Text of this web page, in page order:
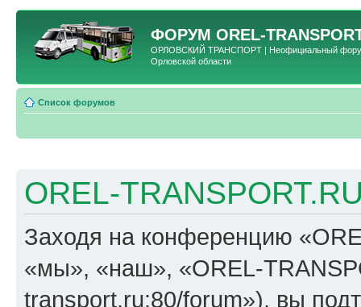
ФОРУМ OREL-
ОРЛОВСКИЙ ТРАНСПОРТ | Неофициальный форум
Орловской области
Список форумов
OREL-
Заходя на конференцию
«мы», «наш», «OREL-
transport.ru:80/forum»), вы